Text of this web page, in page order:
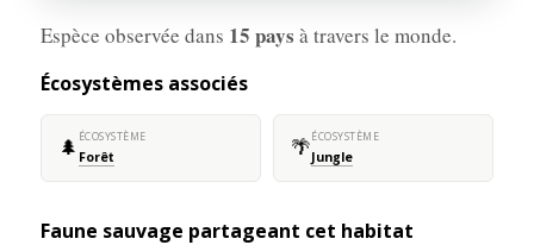
Espèce observée dans 15 pays à travers le monde.
Écosystèmes associés
🌲 ÉCOSYSTÈME
Forêt 🌴ÉCOSYSTÈME
Jungle
Faune sauvage partageant cet habitat